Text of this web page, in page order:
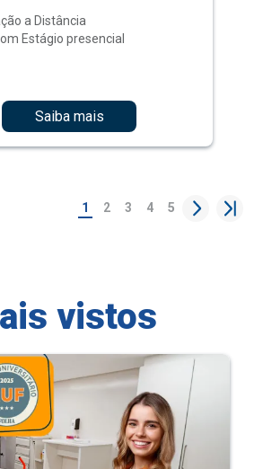
a Distância
Estágio presencial
Saiba mais
1 2 3 4 5
vistos